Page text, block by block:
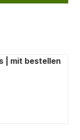
| mit bestellen